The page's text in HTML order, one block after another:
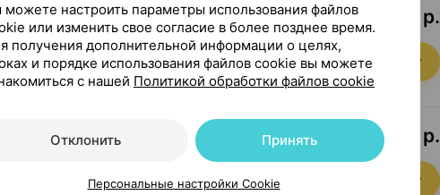
×30
Ингельхайм,
117,72 — 173,87 р.
Где купить В корзину
30 29,78 — 30,98 р.
Где купить В корзину
можете настроить параметры использования файлов
или изменить свое согласие в более позднее время.
получения дополнительной информации о целях,
и порядке использования файлов cookie вы можете
с нашей Политикой обработки файлов cookie
Отклонить Принять
Персональные настройки Cookie